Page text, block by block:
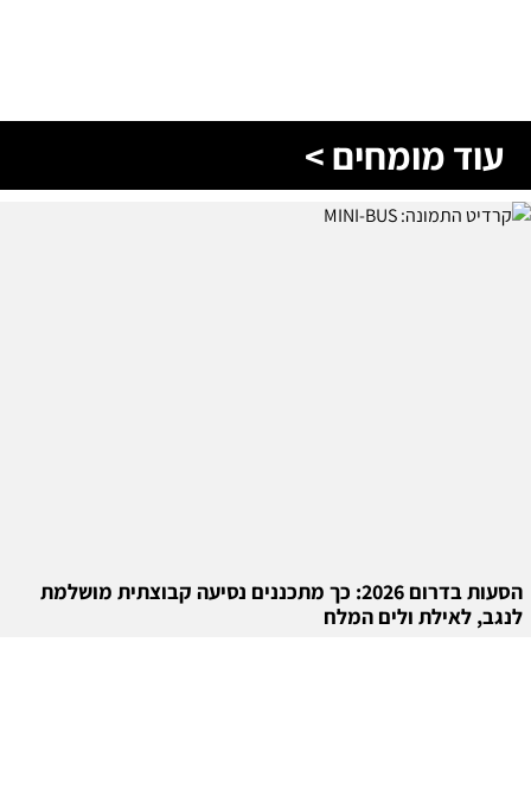
עוד מומחים >
הסעות בדרום 2026: כך מתכננים נסיעה קבוצתית מושלמת
לנגב, לאילת ולים המלח